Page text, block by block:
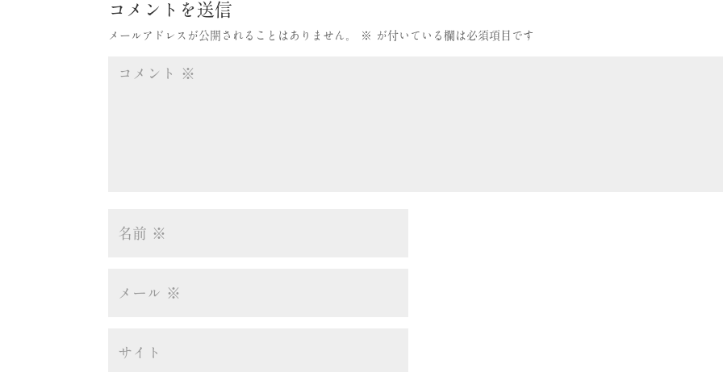
コメントを送信
メールアドレスが公開されることはありません。 ※ が付いている欄は必須項目です